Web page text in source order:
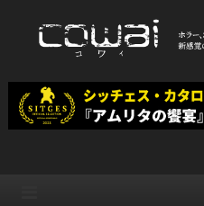
WEB映画マ
ワ